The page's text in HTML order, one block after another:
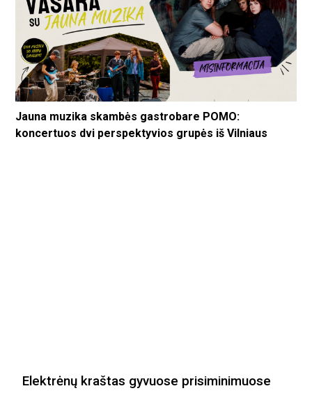
Jauna muzika skambės gastrobare POMO:
koncertuos dvi perspektyvios grupės iš Vilniaus
Elektrėnų kraštas gyvuose prisiminimuose